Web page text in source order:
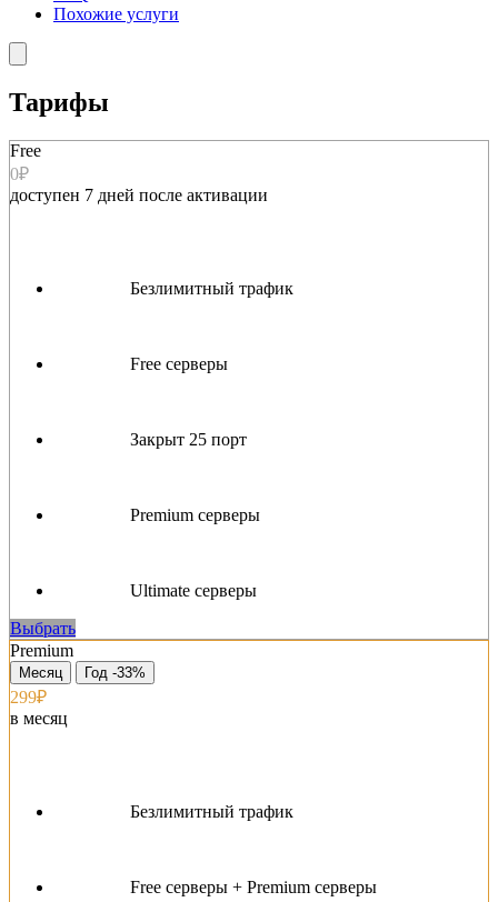
Похожие услуги
Тарифы
Free
0₽
доступен 7 дней после активации
Безлимитный трафик
Free серверы
Закрыт 25 порт
Premium серверы
Ultimate серверы
Выбрать
Premium
Месяц Год -33%
299₽
в месяц
Безлимитный трафик
Free серверы + Premium серверы